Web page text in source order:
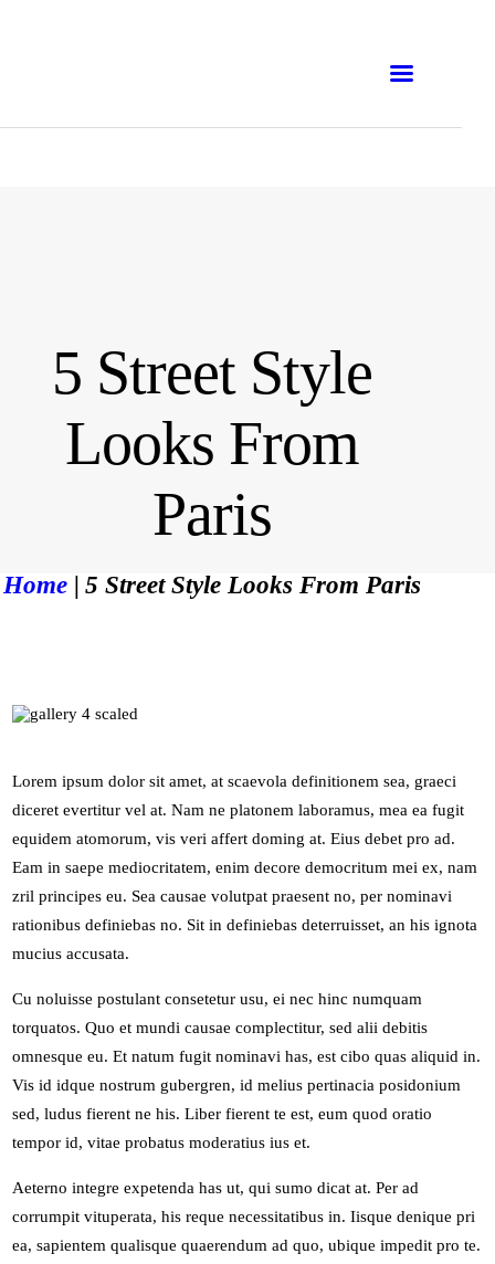
5 Street Style
Looks From
Paris
Home 5 Street Style Looks From Paris
E-BOOKS
EMNA H
MON COMPTE
Lorem ipsum dolor sit amet, at scaevola definitionem sea, graeci
diceret evertitur vel at. Nam ne platonem laboramus, mea ea fugit
equidem atomorum, vis veri affert doming at. Eius debet pro ad.
Eam in saepe mediocritatem, enim decore democritum mei ex, nam
zril principes eu. Sea causae volutpat praesent no, per nominavi
rationibus definiebas no. Sit in definiebas deterruisset, an his ignota
mucius accusata.
Cu noluisse postulant consetetur usu, ei nec hinc numquam
torquatos. Quo et mundi causae complectitur, sed alii debitis
omnesque eu. Et natum fugit nominavi has, est cibo quas aliquid in.
Vis id idque nostrum gubergren, id melius pertinacia posidonium
sed, ludus fierent ne his. Liber fierent te est, eum quod oratio
tempor id, vitae probatus moderatius ius et.
Aeterno integre expetenda has ut, qui sumo dicat at. Per ad
corrumpit vituperata, his reque necessitatibus in. Iisque denique pri
ea, sapientem qualisque quaerendum ad quo, ubique impedit pro te.